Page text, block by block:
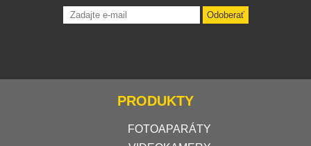
Odoberať
PRODUKTY
FOTOAPARÁTY